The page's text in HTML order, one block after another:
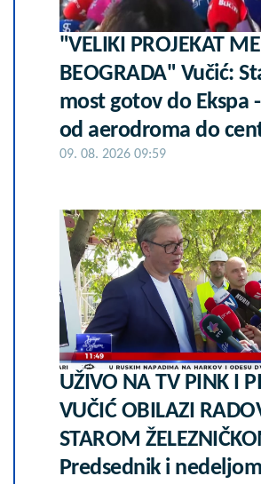
"VELIKI PROJEKAT
BEOGRADA" Vučić:
most gotov do Ekspa
od aerodroma do
09. 08. 2026 09:59
UŽIVO NA TV PINK I
VUČIĆ OBILAZI
STAROM
Predsednik i